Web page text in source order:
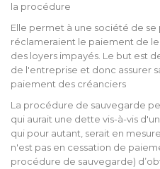
la procédure
Elle permet à une société de
réclameraient le paiement de
des loyers impayés. Le but est
de l'entreprise et donc assurer
paiement des créanciers
La procédure de sauvegarde
qui aurait une dette vis-à-vis
qui pour autant, serait en
n'est pas en cessation de
procédure de sauvegarde)